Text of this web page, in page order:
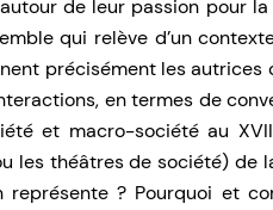
de leur passion pour
qui relève d’un
précisément les autrices
en termes de
et macro-société au
les théâtres de société) de
représente ? Pourquoi et